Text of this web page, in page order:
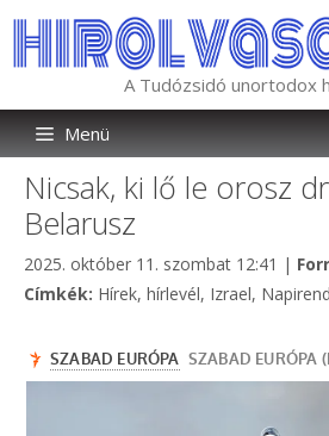
tartalomba
A Tudózsidó unortodox
Menü
Nicsak, ki lő le orosz
Belarusz
2025. október 11. szombat 12:41 |
Címkék: Címkék
Hírek, hírlevél, Izrael,